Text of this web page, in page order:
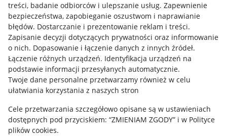
treści, badanie odbiorców i ulepszanie usług. Zapewnienie
bezpieczeństwa, zapobieganie oszustwom i naprawianie
błędów. Dostarczanie i prezentowanie reklam i treści.
Zapisanie decyzji dotyczących prywatności oraz informowanie
o nich. Dopasowanie i łączenie danych z innych źródeł.
Łączenie różnych urządzeń. Identyfikacja urządzeń na
podstawie informacji przesyłanych automatycznie.
Twoje dane personalne przetwarzamy również w celu
ułatwiania korzystania z naszych stron
Cele przetwarzania szczegółowo opisane są w ustawieniach
dostępnych pod przyciskiem: “ZMIENIAM ZGODY” i w Polityce
plików cookies.
Mapa miejscowości
Informacje prawne
Regulamin
Polityka plików "cookies"
Ustawienia plików "cookies"
Udostępnianie lokalizacji
Informacje dla Aktu o Usługach Cyfrowych